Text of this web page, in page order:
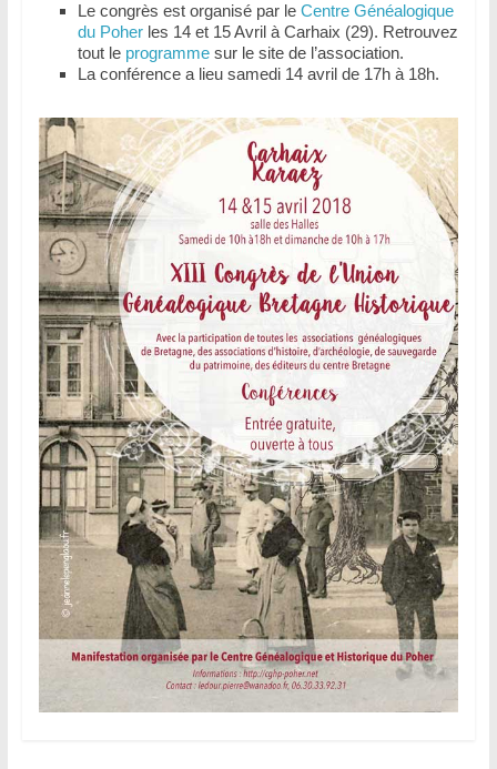
Le congrès est organisé par le Centre Généalogique
du Poherles 14 et 15 Avril à Carhaix (29). Retrouvez
tout le programmesur le site de l’association.
La conférence a lieu samedi 14 avril de 17h à 18h.